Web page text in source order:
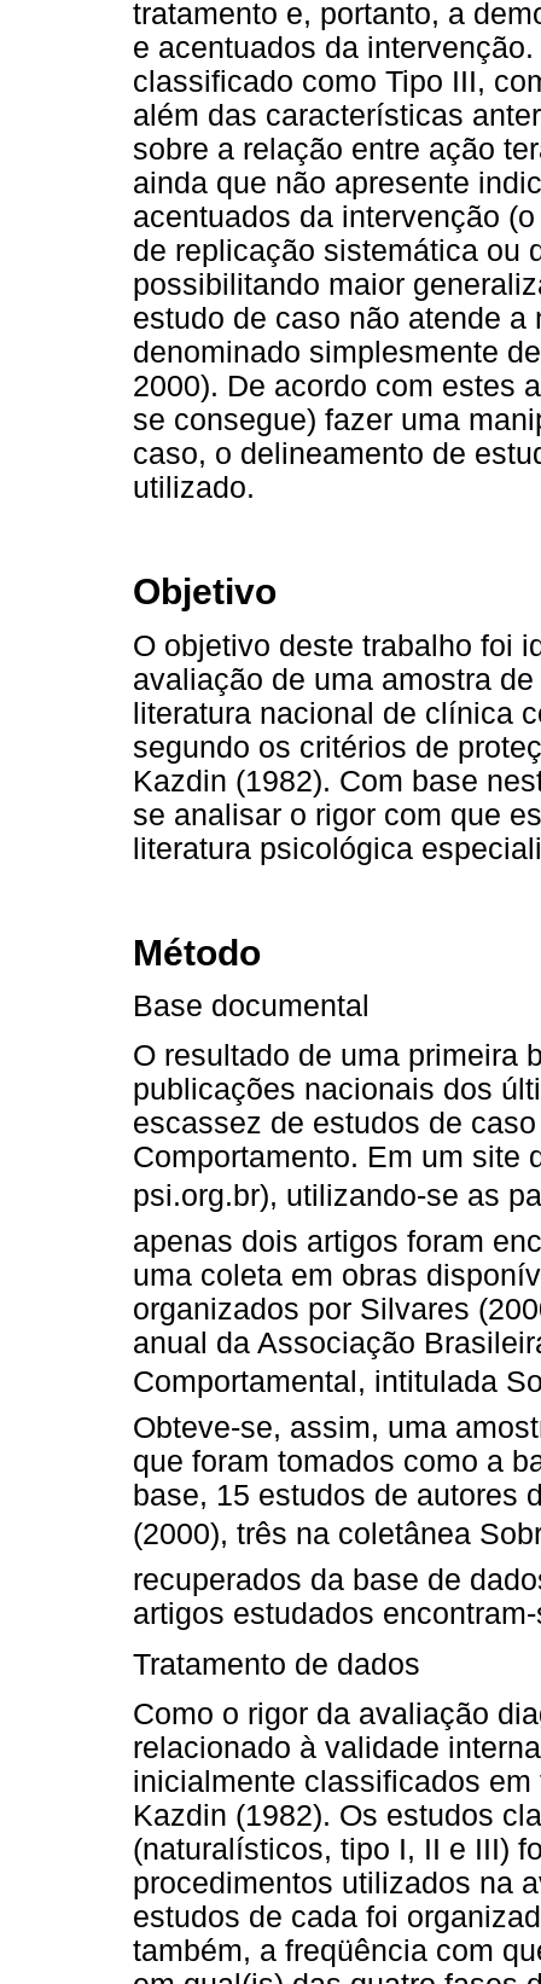
tratamento e, portanto, a
e acentuados da
classificado como Tipo III,
além das características
sobre a relação entre ação
ainda que não apresente
acentuados da intervenção
de replicação sistemática ou
possibilitando maior
estudo de caso não atende
denominado simplesmente
2000). De acordo com estes
se consegue) fazer uma
caso, o delineamento de
utilizado.
Objetivo
O objetivo deste trabalho foi
avaliação de uma amostra
literatura nacional de clínica
segundo os critérios de
Kazdin (1982). Com base
se analisar o rigor com que
literatura psicológica
Método
Base documental
O resultado de uma primeira
publicações nacionais dos
escassez de estudos de
Comportamento. Em um site
psi.org.br), utilizando-se as
apenas dois artigos foram
uma coleta em obras
organizados por Silvares
anual da Associação
Comportamental, intitulada
Obteve-se, assim, uma
que foram tomados como a
base, 15 estudos de autores
(2000), três na coletânea
recuperados da base de
artigos estudados
Tratamento de dados
Como o rigor da avaliação
relacionado à validade
inicialmente classificados
Kazdin (1982). Os estudos
(naturalísticos, tipo I, II e III)
procedimentos utilizados na
estudos de cada foi
também, a freqüência com